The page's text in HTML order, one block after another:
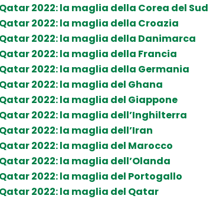
2022: la maglia della Corea del Sud
2022: la maglia della Croazia
2022: la maglia della Danimarca
2022: la maglia della Francia
2022: la maglia della Germania
2022: la maglia del Ghana
2022: la maglia del Giappone
2022: la maglia dell’Inghilterra
2022: la maglia dell’Iran
2022: la maglia del Marocco
2022: la maglia dell’Olanda
2022: la maglia del Portogallo
2022: la maglia del Qatar